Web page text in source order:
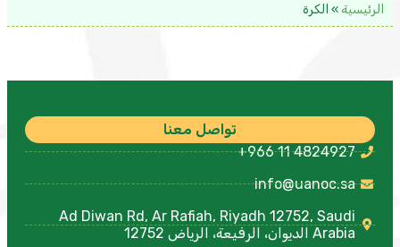
الرئيسية » الكرة
تواصل معنا
+966 11 4824927
info@uanoc.sa
Ad Diwan Rd, Ar Rafiah, Riyadh 12752, Saudi
Arabia الديوان، الرفيعة، الرياض 12752